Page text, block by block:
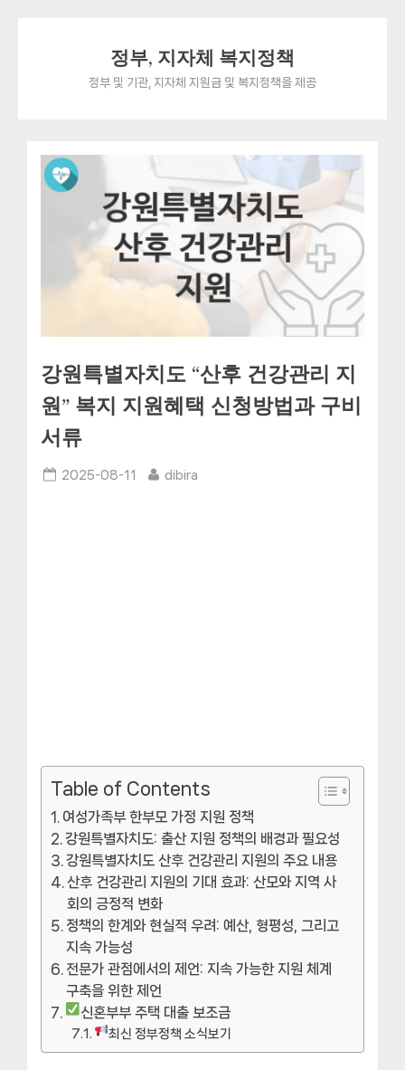
정부, 지자체 복지정책
정부 및 기관, 지자체 지원금 및 복지정책을 제공
강원특별자치도 “산후 건강관리 지
원” 복지 지원혜택 신청방법과 구비
서류
Posted
2025-08-11 By
dibira
Table of Contents
여성가족부 한부모 가정 지원 정책
강원특별자치도: 출산 지원 정책의 배경과 필요성
강원특별자치도 산후 건강관리 지원의 주요 내용
산후 건강관리 지원의 기대 효과: 산모와 지역 사
회의 긍정적 변화
정책의 한계와 현실적 우려: 예산, 형평성, 그리고
지속 가능성
전문가 관점에서의 제언: 지속 가능한 지원 체계
구축을 위한 제언
신혼부부 주택 대출 보조금
최신 정부정책 소식보기